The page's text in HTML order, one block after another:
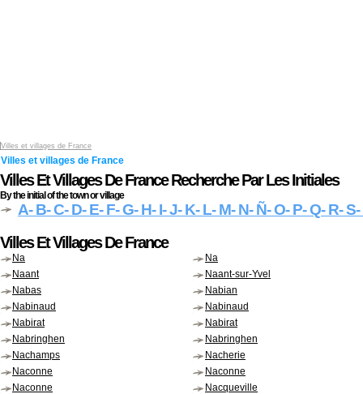
Villes et villages de France
Villes et villages de France
Villes Et Villages De France Recherche Par Les Initiales
By the initial of the town or village
A- B- C- D- E- F- G- H- I- J- K- L- M- N- Ñ- O- P- Q- R- S-
Villes Et Villages De France
Na
Na
Naant
Naant-sur-Yvel
Nabas
Nabian
Nabinaud
Nabinaud
Nabirat
Nabirat
Nabringhen
Nabringhen
Nachamps
Nacherie
Naconne
Naconne
Naconne
Nacqueville